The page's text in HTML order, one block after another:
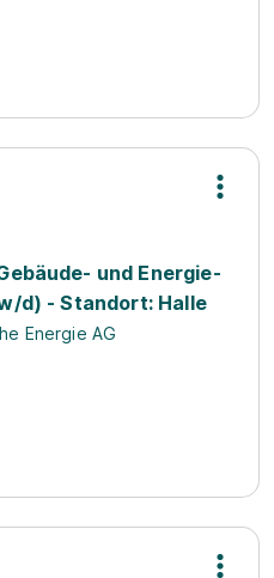
und Energie-
d) - Standort: Halle
Energie AG